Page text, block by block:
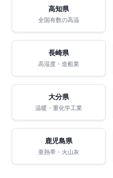
高知県
全国有数の高温
長崎県
高湿度・造船業
大分県
温暖・重化学工業
鹿児島県
亜熱帯・火山灰